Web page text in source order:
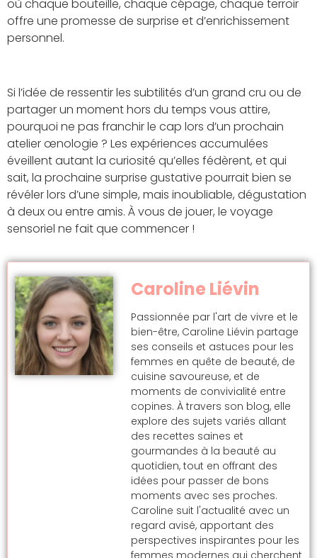
où chaque bouteille, chaque cépage, chaque terroir
offre une promesse de surprise et d’enrichissement
personnel.
Si l’idée de ressentir les subtilités d’un grand cru ou de
partager un moment hors du temps vous attire,
pourquoi ne pas franchir le cap lors d’un prochain
atelier œnologie ? Les expériences accumulées
éveillent autant la curiosité qu’elles fédèrent, et qui
sait, la prochaine surprise gustative pourrait bien se
révéler lors d’une simple, mais inoubliable, dégustation
à deux ou entre amis. À vous de jouer, le voyage
sensoriel ne fait que commencer !
Caroline Liévin
Passionnée par l'art de vivre et le
bien-être, Caroline Liévin partage
ses conseils et astuces pour les
femmes en quête de beauté, de
cuisine savoureuse, et de
moments de convivialité entre
copines. À travers son blog, elle
explore des sujets variés allant
des recettes saines et
gourmandes à la beauté au
quotidien, tout en offrant des
idées pour passer de bons
moments avec ses proches.
Caroline suit l'actualité avec un
regard avisé, apportant des
perspectives inspirantes pour les